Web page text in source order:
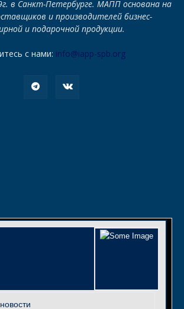
в Санкт-Петербурге. МАПП основана на
и производителей бизнес-
и подарочной продукции.
с нами: info@iapp-spb.org